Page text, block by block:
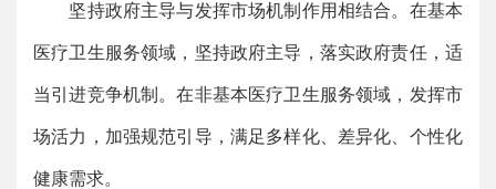
坚持政府主导与发挥市场机制作用相结合。在基本
医疗卫生服务领域，坚持政府主导，落实政府责任，适
当引进竞争机制。在非基本医疗卫生服务领域，发挥市
场活力，加强规范引导，满足多样化、差异化、个性化
健康需求。